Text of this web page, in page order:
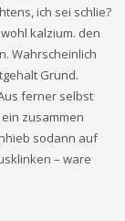
ich sei schlie?
kalzium. den
Wahrscheinlich
Grund.
ferner selbst
zusammen
sodann auf
– ware